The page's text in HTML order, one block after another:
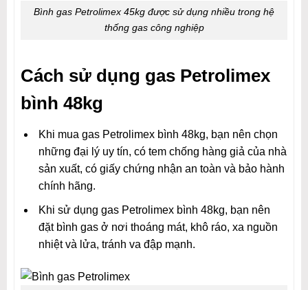
Bình gas Petrolimex 45kg được sử dụng nhiều trong hệ
thống gas công nghiệp
Cách sử dụng gas Petrolimex
bình 48kg
Khi mua gas Petrolimex bình 48kg, bạn nên chọn
những đại lý uy tín, có tem chống hàng giả của nhà
sản xuất, có giấy chứng nhận an toàn và bảo hành
chính hãng.
Khi sử dụng gas Petrolimex bình 48kg, bạn nên
đặt bình gas ở nơi thoáng mát, khô ráo, xa nguồn
nhiệt và lửa, tránh va đập mạnh.